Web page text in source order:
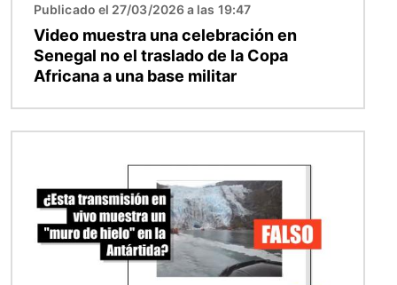
Publicado el 27/03/2026 a las 19:47
Video muestra una celebración en
Senegal no el traslado de la Copa
Africana a una base militar